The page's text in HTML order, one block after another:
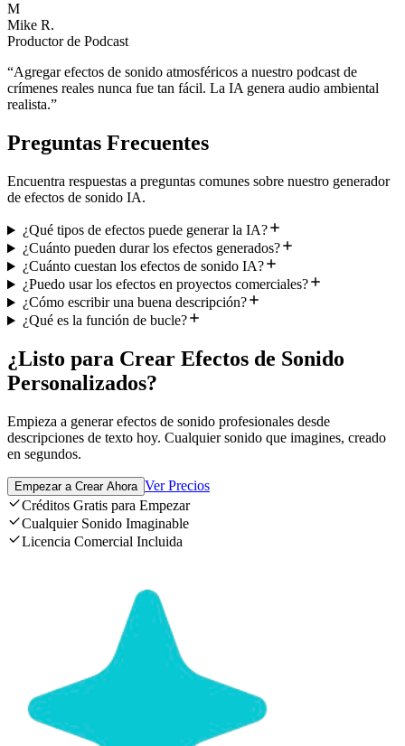
M
Mike R.
Productor de Podcast
“Agregar efectos de sonido atmosféricos a nuestro podcast de
crímenes reales nunca fue tan fácil. La IA genera audio ambiental
realista.”
Preguntas Frecuentes
Encuentra respuestas a preguntas comunes sobre nuestro generador
de efectos de sonido IA.
¿Qué tipos de efectos puede generar la IA?
¿Cuánto pueden durar los efectos generados?
¿Cuánto cuestan los efectos de sonido IA?
¿Puedo usar los efectos en proyectos comerciales?
¿Cómo escribir una buena descripción?
¿Qué es la función de bucle?
¿Listo para Crear Efectos de Sonido
Personalizados?
Empieza a generar efectos de sonido profesionales desde
descripciones de texto hoy. Cualquier sonido que imagines, creado
en segundos.
Empezar a Crear Ahora Ver Precios
Créditos Gratis para Empezar
Cualquier Sonido Imaginable
Licencia Comercial Incluida